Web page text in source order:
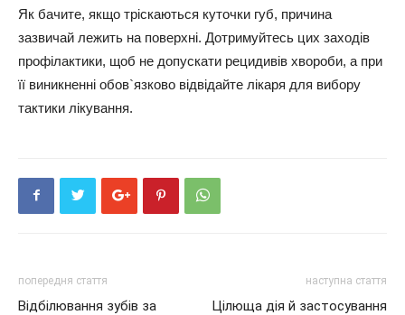
Як бачите, якщо тріскаються куточки губ, причина
зазвичай лежить на поверхні. Дотримуйтесь цих заходів
профілактики, щоб не допускати рецидивів хвороби, а при
її виникненні обов`язково відвідайте лікаря для вибору
тактики лікування.
попередня стаття
Відбілювання зубів за
наступна стаття
Цілюща дія й застосування